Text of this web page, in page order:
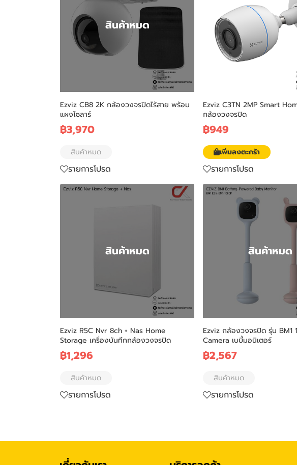
สินค้าหมด
Ezviz CB8 2K กล้องวงจรปิดไร้สาย พร้อม
แผงโซลาร์
฿3,970
สินค้าหมด
รายการโปรด
Ezviz C3TN 2MP Smart
กล้องวงจรปิด
฿949
เพิ่มลงตะกร้า
รายการโปรด
สินค้าหมด
Ezviz R5C Nvr 8ch + Nas Home
Storage เครื่องบันทึกกล้องวงจรปิด
฿1,296
สินค้าหมด
รายการโปรด
สินค้าหมด
Ezviz กล้องวงจรปิด รุ่น BM1
Camera เบบี้มอนิเตอร์
฿2,567
สินค้าหมด
รายการโปรด